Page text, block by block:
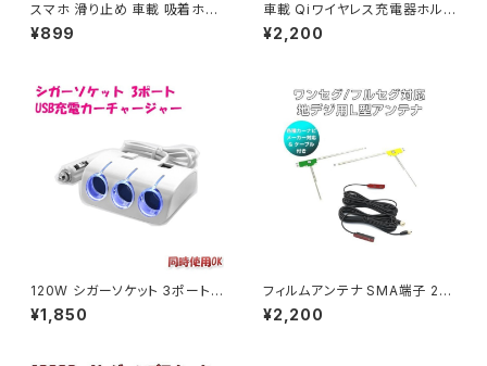
スマホ 滑り止め 車載 吸着ホル
ダー iPhone Galaxy スマート
フォン スタンド カー用品 カーア
¥899
車載 Qiワイヤレス充電器ホルダ
ー 吹出口取付け 吸盤式 10W
急速充電対応 Qi搭載のスマホ
¥2,200
120W シガーソケット 3ポート
シガーソケットとUSB電源を増
設 USB充電カーチャージャー
¥1,850
フィルムアンテナ SMA端子 2本
セット(左右1本ずつ) L型 地デジ
チューナー ワンセグ フルセグ 対
¥2,200